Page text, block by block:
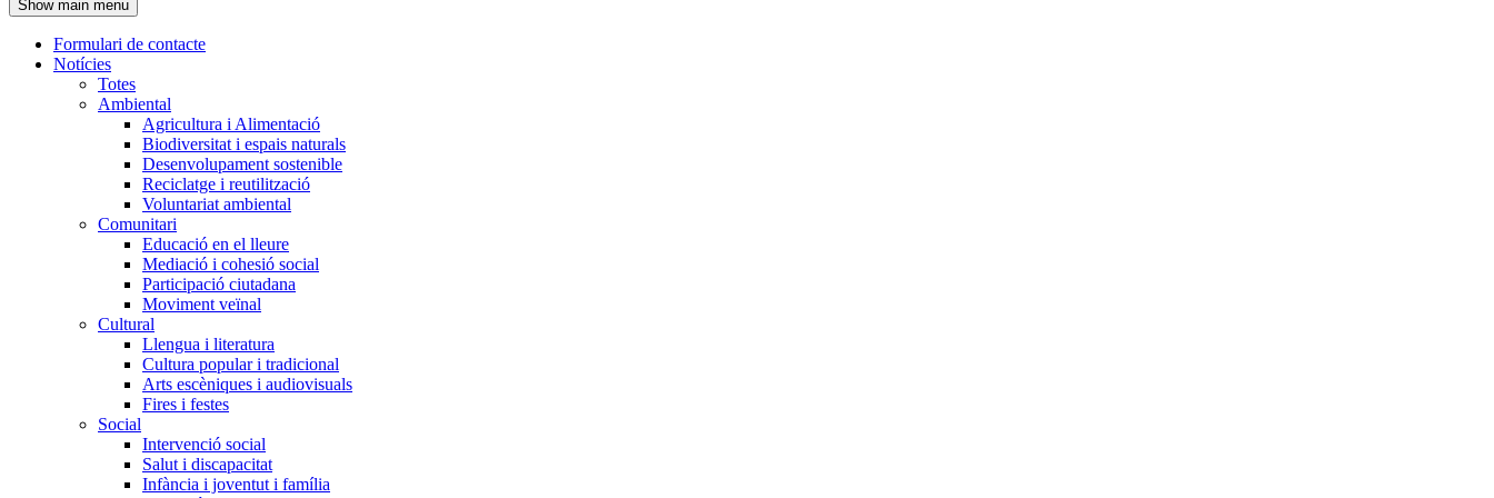
l'encapçalament
Show main menu
Navegació
principal
Formulari de contacte
Notícies
Totes
Ambiental
Agricultura i Alimentació
Biodiversitat i espais naturals
Desenvolupament sostenible
Reciclatge i reutilització
Voluntariat ambiental
Comunitari
Educació en el lleure
Mediació i cohesió social
Participació ciutadana
Moviment veïnal
Cultural
Llengua i literatura
Cultura popular i tradicional
Arts escèniques i audiovisuals
Fires i festes
Social
Intervenció social
Salut i discapacitat
Infància i joventut i família